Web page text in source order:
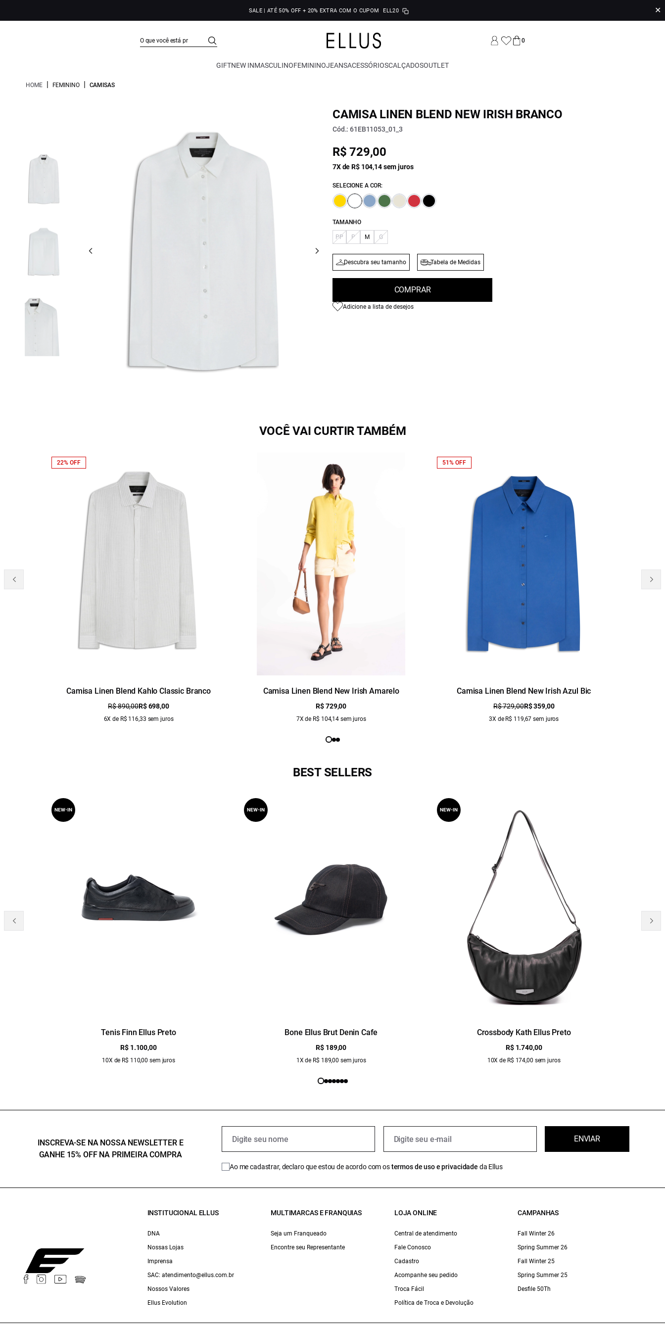
SALE | ATÉ 50% OFF + 20% EXTRA COM O CUPOM ELL20 ✕
0
GIFTNEW INMASCULINOFEMININOJEANSACESSÓRIOSCALÇADOSOUTLET
HOME | FEMININO | CAMISAS
CAMISA LINEN BLEND NEW IRISH BRANCO
Cód.: 61EB11053_01_3
R$ 729,00
7X de R$ 104,14 sem juros
SELECIONE A COR:
TAMANHO
PP P M G
Descubra seu tamanho Tabela de Medidas
COMPRAR
Adicione a lista de desejos
VOCÊ VAI CURTIR TAMBÉM
Camisa Linen Blend Kahlo Classic Branco
R$ 890,00R$ 698,00
6X de R$ 116,33 sem juros
22% OFF
Camisa Linen Blend New Irish Amarelo
R$ 729,00
7X de R$ 104,14 sem juros
Camisa Linen Blend New Irish Azul Bic
R$ 729,00R$ 359,00
3X de R$ 119,67 sem juros
51% OFF
BEST SELLERS
Tenis Finn Ellus Preto
R$ 1.100,00
10X de R$ 110,00 sem juros
NEW-IN
Bone Ellus Brut Denin Cafe
R$ 189,00
1X de R$ 189,00 sem juros
NEW-IN
Crossbody Kath Ellus Preto
R$ 1.740,00
10X de R$ 174,00 sem juros
NEW-IN
INSCREVA-SE NA NOSSA NEWSLETTER E
GANHE 15% OFF NA PRIMEIRA COMPRA
ENVIAR
Ao me cadastrar, declaro que estou de acordo com ostermos de uso e privacidade da Ellus
INSTITUCIONAL ELLUS
DNA
Nossas Lojas
Imprensa
SAC: atendimento@ellus.com.br
Nossos Valores
Ellus Evolution
MULTIMARCAS E FRANQUIAS
Seja um Franqueado
Encontre seu Representante
LOJA ONLINE
Central de atendimento
Fale Conosco
Cadastro
Acompanhe seu pedido
Troca Fácil
Política de Troca e Devolução
CAMPANHAS
Fall Winter 26
Spring Summer 26
Fall Winter 25
Spring Summer 25
Desfile 50Th